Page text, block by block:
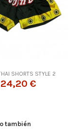
SHORTS STYLE 2
24,20 €
también